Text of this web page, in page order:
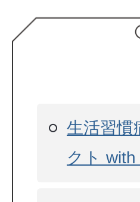
生活習慣
クト with